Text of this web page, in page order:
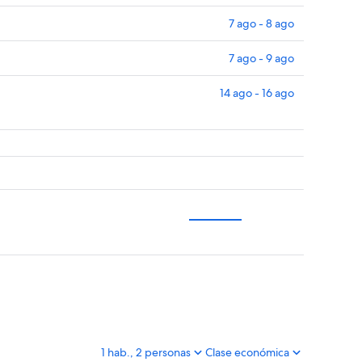
7 ago - 8 ago
7 ago - 9 ago
14 ago - 16 ago
1 hab., 2 personas Clase económica